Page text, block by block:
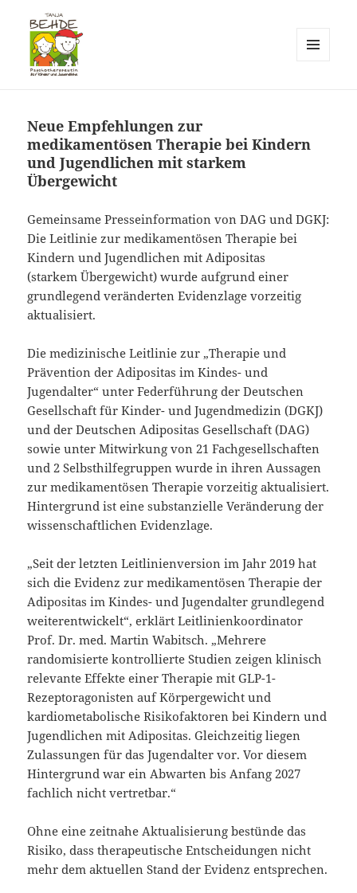
Neue Empfehlungen zur
medikamentösen Therapie bei Kindern
und Jugendlichen mit starkem
Übergewicht
Gemeinsame Presseinformation von DAG und DGKJ:
Die Leitlinie zur medikamentösen Therapie bei
Kindern und Jugendlichen mit Adipositas
(starkem Übergewicht) wurde aufgrund einer
grundlegend veränderten Evidenzlage vorzeitig
aktualisiert.
Die medizinische Leitlinie zur „Therapie und
Prävention der Adipositas im Kindes- und
Jugendalter“ unter Federführung der Deutschen
Gesellschaft für Kinder- und Jugendmedizin (DGKJ)
und der Deutschen Adipositas Gesellschaft (DAG)
sowie unter Mitwirkung von 21 Fachgesellschaften
und 2 Selbsthilfegruppen wurde in ihren Aussagen
zur medikamentösen Therapie vorzeitig aktualisiert.
Hintergrund ist eine substanzielle Veränderung der
wissenschaftlichen Evidenzlage.
„Seit der letzten Leitlinienversion im Jahr 2019 hat
sich die Evidenz zur medikamentösen Therapie der
Adipositas im Kindes- und Jugendalter grundlegend
weiterentwickelt“, erklärt Leitlinienkoordinator
Prof. Dr. med. Martin Wabitsch. „Mehrere
randomisierte kontrollierte Studien zeigen klinisch
relevante Effekte einer Therapie mit GLP-1-
Rezeptoragonisten auf Körpergewicht und
kardiometabolische Risikofaktoren bei Kindern und
Jugendlichen mit Adipositas. Gleichzeitig liegen
Zulassungen für das Jugendalter vor. Vor diesem
Hintergrund war ein Abwarten bis Anfang 2027
fachlich nicht vertretbar.“
Ohne eine zeitnahe Aktualisierung bestünde das
Risiko, dass therapeutische Entscheidungen nicht
mehr dem aktuellen Stand der Evidenz entsprechen.